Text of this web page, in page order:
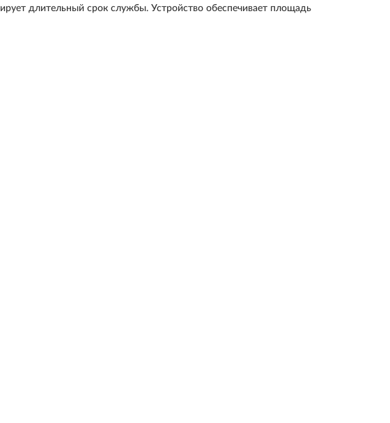
длительный срок службы. Устройство обеспечивает площадь